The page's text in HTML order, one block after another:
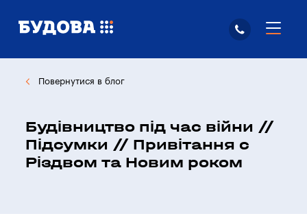
Повернутися в блог
Будівництво під час війни //
Підсумки // Привітання с
Різдвом та Новим роком